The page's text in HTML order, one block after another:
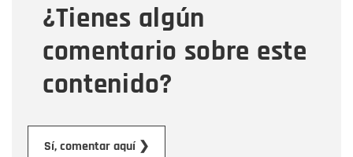
¿Tienes algún
comentario sobre este
contenido?
Sí, comentar aquí ❯
Mensaje